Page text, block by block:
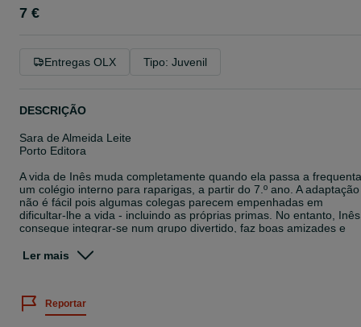
7 €
Entregas OLX Tipo: Juvenil
DESCRIÇÃO
Sara de Almeida Leite
Porto Editora
A vida de Inês muda completamente quando ela passa a
um colégio interno para raparigas, a partir do 7.º ano. A adaptação
não é fácil pois algumas colegas parecem empenhadas em
dificultar-lhe a vida - incluindo as próprias primas. No entanto, Inês
consegue integrar-se num grupo divertido, faz boas amizades e
Conseguirá ela lidar com todos os desafios que se lhe deparam e
medida que se descobrem atrações e se geram ciúmes, por vezes
causados por mal-entendidos. Conquistar e ser conquistado é algo
Ler mais
Reportar